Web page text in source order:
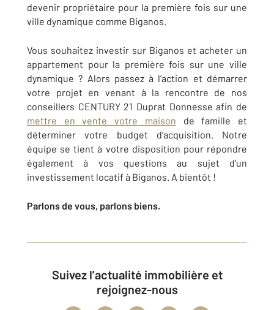
devenir propriétaire pour la première fois sur une
ville dynamique comme Biganos.
Vous souhaitez investir sur Biganos et acheter un
appartement pour la première fois sur une ville
dynamique ? Alors passez à l’action et démarrer
votre projet en venant à la rencontre de nos
conseillers CENTURY 21 Duprat Donnesse afin de
mettre en vente votre maison de famille et
déterminer votre budget d’acquisition. Notre
équipe se tient à votre disposition pour répondre
également à vos questions au sujet d’un
investissement locatif à Biganos. A bientôt !
Parlons de vous, parlons biens.
Suivez l’actualité immobilière et
rejoignez-nous